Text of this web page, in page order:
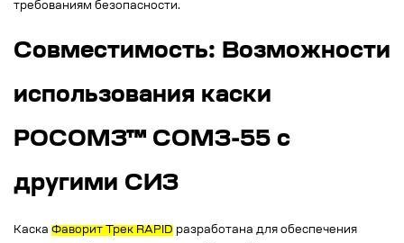
требованиям безопасности.
Совместимость: Возможности
использования каски
РОСОМЗ™ СОМЗ-55 с
другими СИЗ
Каска Фаворит Трек RAPID разработана для обеспечения